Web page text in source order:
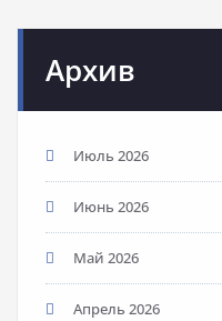
Архив
Июль 2026
Июнь 2026
Май 2026
Апрель 2026